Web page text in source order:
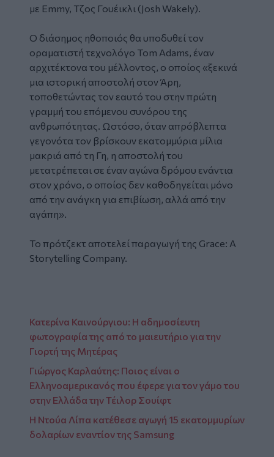
με Emmy, Τζος Γουέικλι (Josh Wakely).
Ο διάσημος ηθοποιός θα υποδυθεί τον
οραματιστή τεχνολόγο Tom Adams, έναν
αρχιτέκτονα του μέλλοντος, ο οποίος «ξεκινά
μια ιστορική αποστολή στον Άρη,
τοποθετώντας τον εαυτό του στην πρώτη
γραμμή του επόμενου συνόρου της
ανθρωπότητας. Ωστόσο, όταν απρόβλεπτα
γεγονότα τον βρίσκουν εκατομμύρια μίλια
μακριά από τη Γη, η αποστολή του
μετατρέπεται σε έναν αγώνα δρόμου ενάντια
στον χρόνο, ο οποίος δεν καθοδηγείται μόνο
από την ανάγκη για επιβίωση, αλλά από την
αγάπη».
Το πρότζεκτ αποτελεί παραγωγή της Grace: A
Storytelling Company.
Κατερίνα Καινούργιου: Η αδημοσίευτη
φωτογραφία της από το μαιευτήριο για την
Γιορτή της Μητέρας
Γιώργος Καρλαύτης: Ποιος είναι ο
Ελληνοαμερικανός που έφερε για τον γάμο του
στην Ελλάδα την Τέιλορ Σουίφτ
Η Ντούα Λίπα κατέθεσε αγωγή 15 εκατομμυρίων
δολαρίων εναντίον της Samsung